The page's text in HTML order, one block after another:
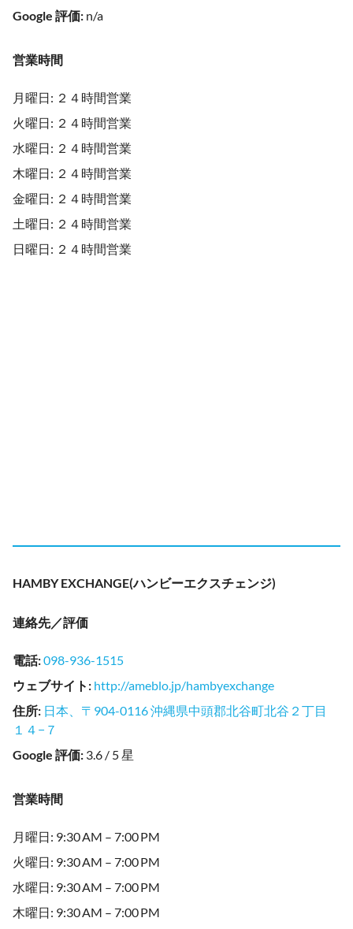
Google 評価: n/a
営業時間
月曜日: ２４時間営業
火曜日: ２４時間営業
水曜日: ２４時間営業
木曜日: ２４時間営業
金曜日: ２４時間営業
土曜日: ２４時間営業
日曜日: ２４時間営業
HAMBY EXCHANGE(ハンビーエクスチェンジ)
連絡先／評価
電話:098-936-1515
ウェブサイト : http://ameblo.jp/hambyexchange
住所: 日本、〒904-0116 沖縄県中頭郡北谷町北谷２丁目
１４−７
Google 評価: 3.6 / 5 星
営業時間
月曜日: 9:30 AM – 7:00 PM
火曜日: 9:30 AM – 7:00 PM
水曜日: 9:30 AM – 7:00 PM
木曜日: 9:30 AM – 7:00 PM